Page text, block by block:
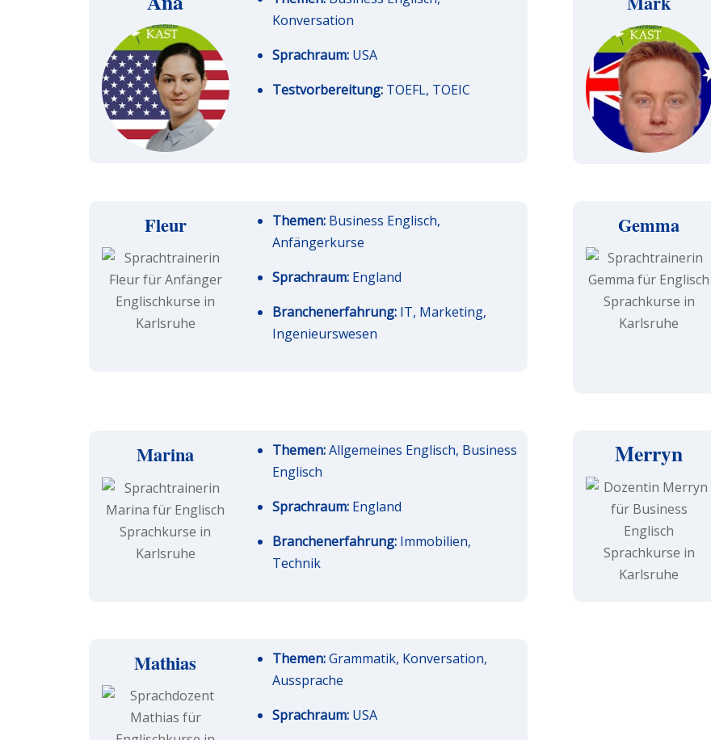
Konversation
Sprachraum:USA
Testvorbereitung:TOEFL, TOEIC
Fleur Themen:Business Englisch,
Anfängerkurse
Sprachraum:England
Branchenerfahrung: IT, Marketing,
Ingenieurswesen
Gemma
Marina Themen:Allgemeines Englisch, Business
Englisch
Sprachraum:England
Branchenerfahrung: Immobilien,
Technik
Merryn
Mathias Themen:Grammatik, Konversation,
Aussprache
Sprachraum:USA